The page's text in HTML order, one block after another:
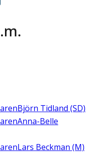
Björn Tidland (SD)
Anna-Belle
Lars Beckman (M)